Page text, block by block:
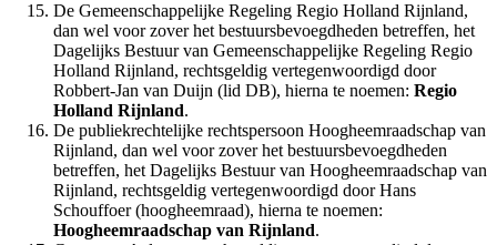
De Gemeenschappelijke Regeling Regio Holland Rijnland,
dan wel voor zover het bestuursbevoegdheden betreffen, het
Dagelijks Bestuur van Gemeenschappelijke Regeling Regio
Holland Rijnland, rechtsgeldig vertegenwoordigd door
Robbert-Jan van Duijn (lid DB), hierna te noemen: Regio
Holland Rijnland.
De publiekrechtelijke rechtspersoon Hoogheemraadschap van
Rijnland, dan wel voor zover het bestuursbevoegdheden
betreffen, het Dagelijks Bestuur van Hoogheemraadschap van
Rijnland, rechtsgeldig vertegenwoordigd door Hans
Schouffoer (hoogheemraad), hierna te noemen:
Hoogheemraadschap van Rijnland.